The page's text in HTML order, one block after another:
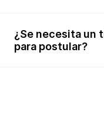
¿Se necesita un
para postular?